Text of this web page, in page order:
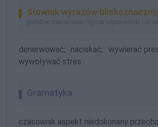
Słownik wyrazów
podobne znaczeniowo (lepsze odpowiedniki lub
denerwować; naciskać;
wywierać
wywoływać stres
Gramatyka
czasownik aspekt niedokonany